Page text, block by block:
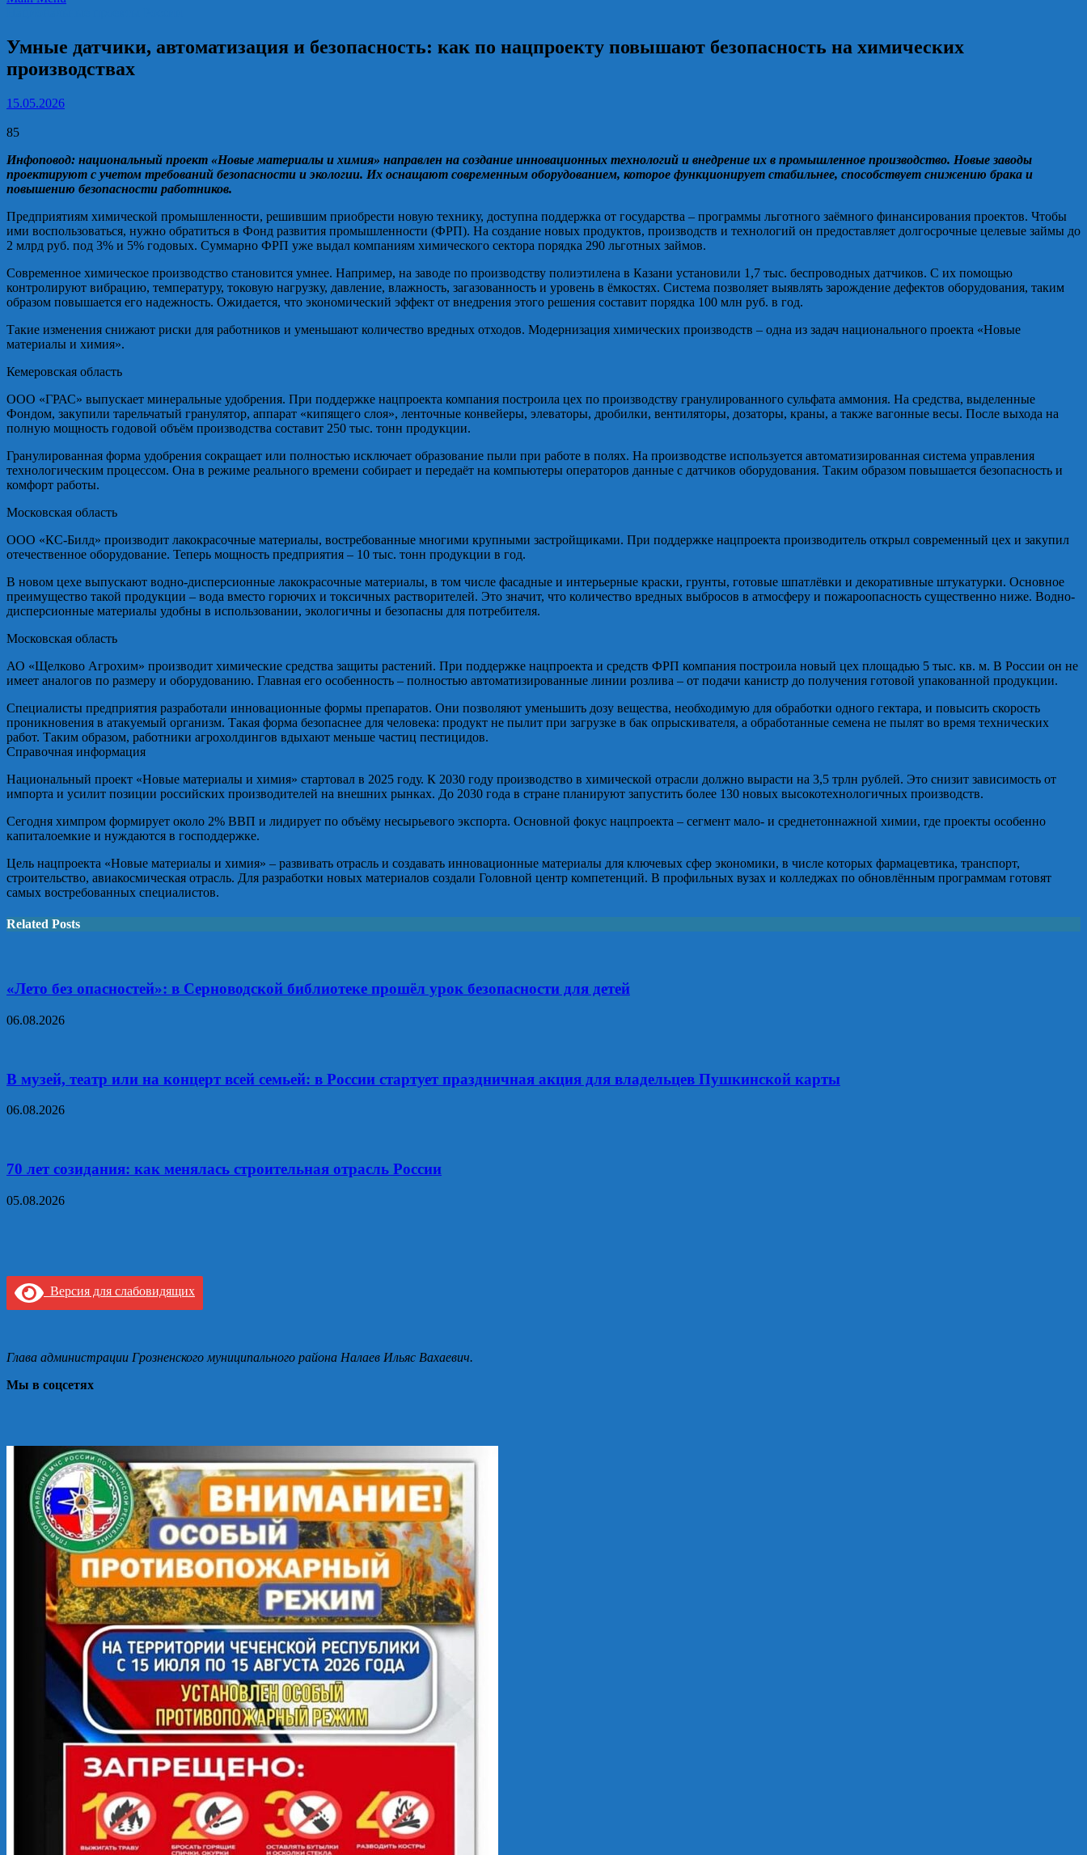
Умные датчики, автоматизация и безопасность: как по нацпроекту повышают безопасность на химических
производствах
15.05.2026
85
Инфоповод: национальный проект «Новые материалы и химия» направлен на создание инновационных технологий и внедрение их в промышленное производство. Новые заводы
проектируют с учетом требований безопасности и экологии. Их оснащают современным оборудованием, которое функционирует стабильнее, способствует снижению брака и
повышению безопасности работников.
Предприятиям химической промышленности, решившим приобрести новую технику, доступна поддержка от государства – программы льготного заёмного финансирования проектов. Чтобы
ими воспользоваться, нужно обратиться в Фонд развития промышленности (ФРП). На создание новых продуктов, производств и технологий он предоставляет долгосрочные целевые займы до
2 млрд руб. под 3% и 5% годовых. Суммарно ФРП уже выдал компаниям химического сектора порядка 290 льготных займов.
Современное химическое производство становится умнее. Например, на заводе по производству полиэтилена в Казани установили 1,7 тыс. беспроводных датчиков. С их помощью
контролируют вибрацию, температуру, токовую нагрузку, давление, влажность, загазованность и уровень в ёмкостях. Система позволяет выявлять зарождение дефектов оборудования, таким
образом повышается его надежность. Ожидается, что экономический эффект от внедрения этого решения составит порядка 100 млн руб. в год.
Такие изменения снижают риски для работников и уменьшают количество вредных отходов. Модернизация химических производств – одна из задач национального проекта «Новые
материалы и химия».
Кемеровская область
ООО «ГРАС» выпускает минеральные удобрения. При поддержке нацпроекта компания построила цех по производству гранулированного сульфата аммония. На средства, выделенные
Фондом, закупили тарельчатый гранулятор, аппарат «кипящего слоя», ленточные конвейеры, элеваторы, дробилки, вентиляторы, дозаторы, краны, а также вагонные весы. После выхода на
полную мощность годовой объём производства составит 250 тыс. тонн продукции.
Гранулированная форма удобрения сокращает или полностью исключает образование пыли при работе в полях. На производстве используется автоматизированная система управления
технологическим процессом. Она в режиме реального времени собирает и передаёт на компьютеры операторов данные с датчиков оборудования. Таким образом повышается безопасность и
комфорт работы.
Московская область
ООО «КС-Билд» производит лакокрасочные материалы, востребованные многими крупными застройщиками. При поддержке нацпроекта производитель открыл современный цех и закупил
отечественное оборудование. Теперь мощность предприятия – 10 тыс. тонн продукции в год.
В новом цехе выпускают водно-дисперсионные лакокрасочные материалы, в том числе фасадные и интерьерные краски, грунты, готовые шпатлёвки и декоративные штукатурки. Основное
преимущество такой продукции – вода вместо горючих и токсичных растворителей. Это значит, что количество вредных выбросов в атмосферу и пожароопасность существенно ниже. Водно-
дисперсионные материалы удобны в использовании, экологичны и безопасны для потребителя.
Московская область
АО «Щелково Агрохим» производит химические средства защиты растений. При поддержке нацпроекта и средств ФРП компания построила новый цех площадью 5 тыс. кв. м. В России он не
имеет аналогов по размеру и оборудованию. Главная его особенность – полностью автоматизированные линии розлива – от подачи канистр до получения готовой упакованной продукции.
Специалисты предприятия разработали инновационные формы препаратов. Они позволяют уменьшить дозу вещества, необходимую для обработки одного гектара, и повысить скорость
проникновения в атакуемый организм. Такая форма безопаснее для человека: продукт не пылит при загрузке в бак опрыскивателя, а обработанные семена не пылят во время технических
работ. Таким образом, работники агрохолдингов вдыхают меньше частиц пестицидов.
Справочная информация
Национальный проект «Новые материалы и химия» стартовал в 2025 году. К 2030 году производство в химической отрасли должно вырасти на 3,5 трлн рублей. Это снизит зависимость от
импорта и усилит позиции российских производителей на внешних рынках. До 2030 года в стране планируют запустить более 130 новых высокотехнологичных производств.
Сегодня химпром формирует около 2% ВВП и лидирует по объёму несырьевого экспорта. Основной фокус нацпроекта – сегмент мало- и среднетоннажной химии, где проекты особенно
капиталоемкие и нуждаются в господдержке.
Цель нацпроекта «Новые материалы и химия» – развивать отрасль и создавать инновационные материалы для ключевых сфер экономики, в числе которых фармацевтика, транспорт,
строительство, авиакосмическая отрасль. Для разработки новых материалов создали Головной центр компетенций. В профильных вузах и колледжах по обновлённым программам готовят
самых востребованных специалистов.
Related Posts
«Лето без опасностей»: в Серноводской библиотеке прошёл урок безопасности для детей
06.08.2026
В музей, театр или на концерт всей семьей: в России стартует праздничная акция для владельцев Пушкинской карты
06.08.2026
70 лет созидания: как менялась строительная отрасль России
05.08.2026
Версия для слабовидящих
Глава администрации Грозненского муниципального района Налаев Ильяс Вахаевич.
Мы в соцсетях